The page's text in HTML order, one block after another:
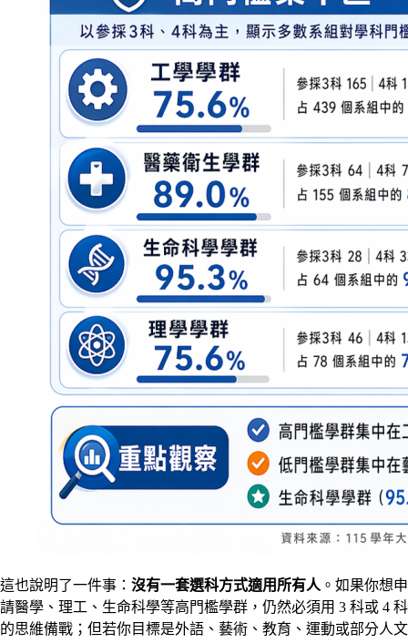
這也說明了一件事： 沒有一套選科方式適用所有人 。如果你想申
請醫學、理工、生命科學等高門檻學群，仍然必須用 3 科或 4 科
的思維備戰；但若你目標是外語、藝術、教育、運動或部分人文